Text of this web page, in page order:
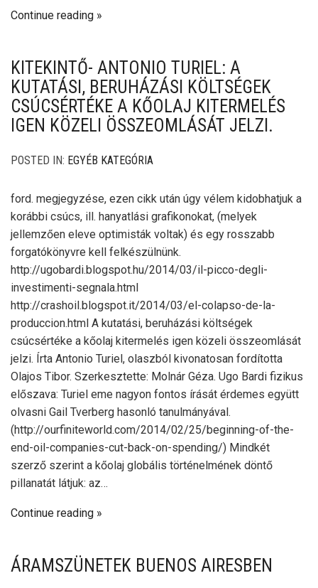
Continue reading
KITEKINTŐ- ANTONIO TURIEL: A
KUTATÁSI, BERUHÁZÁSI KÖLTSÉGEK
CSÚCSÉRTÉKE A KŐOLAJ KITERMELÉS
IGEN KÖZELI ÖSSZEOMLÁSÁT JELZI.
POSTED IN: EGYÉB KATEGÓRIA
ford. megjegyzése, ezen cikk után úgy vélem kidobhatjuk a
korábbi csúcs, ill. hanyatlási grafikonokat, (melyek
jellemzően eleve optimisták voltak) és egy rosszabb
forgatókönyvre kell felkészülnünk.
http://ugobardi.blogspot.hu/2014/03/il-picco-degli-
investimenti-segnala.html
http://crashoil.blogspot.it/2014/03/el-colapso-de-la-
produccion.html A kutatási, beruházási költségek
csúcsértéke a kőolaj kitermelés igen közeli összeomlását
jelzi. Írta Antonio Turiel, olaszból kivonatosan fordította
Olajos Tibor. Szerkesztette: Molnár Géza. Ugo Bardi fizikus
előszava: Turiel eme nagyon fontos írását érdemes együtt
olvasni Gail Tverberg hasonló tanulmányával.
(http://ourfiniteworld.com/2014/02/25/beginning-of-the-
end-oil-companies-cut-back-on-spending/) Mindkét
szerző szerint a kőolaj globális történelmének döntő
pillanatát látjuk: az…
Continue reading
ÁRAMSZÜNETEK BUENOS AIRESBEN